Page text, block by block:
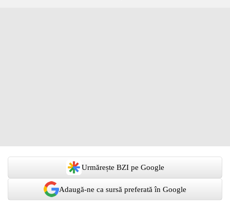
Urmărește BZI pe Google
Adaugă-ne ca sursă preferată în Google